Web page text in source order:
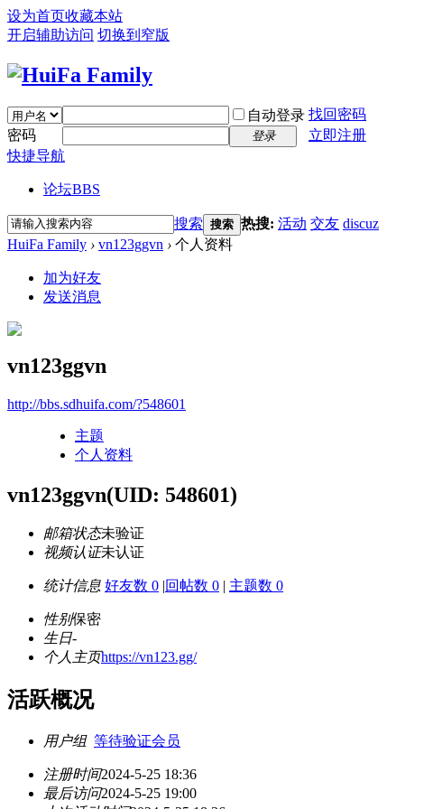
设为首页收藏本站
开启辅助访问 切换到窄版
自动登录 找回密码
密码
登录
立即注册
快捷导航
论坛BBS
搜索 搜索 热搜: 活动 交友 discuz
HuiFa Family › vn123ggvn › 个人资料
加为好友
发送消息
vn123ggvn
http://bbs.sdhuifa.com/?548601
主题
个人资料
vn123ggvn(UID: 548601)
邮箱状态未验证
视频认证未认证
统计信息 好友数 0 |回帖数 0 | 主题数 0
性别保密
生日-
个人主页https://vn123.gg/
活跃概况
用户组 等待验证会员
注册时间2024-5-25 18:36
最后访问2024-5-25 19:00